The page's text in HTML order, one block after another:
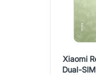
Xiaomi
Dual-